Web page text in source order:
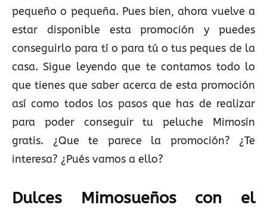
pequeño o pequeña. Pues bien, ahora vuelve a
estar disponible esta promoción y puedes
conseguirlo para tí o para tú o tus peques de la
casa. Sigue leyendo que te contamos todo lo
que tienes que saber acerca de esta promoción
así como todos los pasos que has de realizar
para poder conseguir tu peluche Mimosín
gratis. ¿Que te parece la promoción? ¿Te
interesa? ¿Pués vamos a ello?
Dulces Mimosueños con el